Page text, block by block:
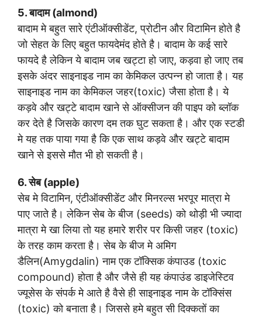
5. बादाम (almond)
बादाम मे बहुत सारे एंटीऑक्सीडेंट, प्रोटीन और विटामिन होते है
जो सेहत के लिए बहुत फायदेमंद होते है। बादाम के कई सारे
फायदे है लेकिन ये बादाम जब खट्टा हो जाए, कड़वा हो जाए तब
इसके अंदर साइनाइड नाम का केमिकल उत्पन्न हो जाता है। यह
साइनाइड नाम का केमिकल जहर(toxic) जैसा होता है। ये
कड़वे और खट्टे बादाम खाने से ऑक्सीजन की पाइप को ब्लॉक
कर देते है जिसके कारण दम तक घुट सकता है। और एक स्टडी
मे यह तक पाया गया है कि एक साथ कड़वे और खट्टे बादाम
खाने से इससे मौत भी हो सकती है।
6. सेब (apple)
सेब मे विटामिन, एंटीऑक्सीडेंट और मिनरल्स भरपूर मात्रा मे
पाए जाते है। लेकिन सेब के बीज (seeds) को थोड़ी भी ज्यादा
मात्रा मे खा लिया तो यह हमारे शरीर पर किसी जहर (toxic)
के तरह काम करता है। सेब के बीज मे अमिग
डैलिन(Amygdalin) नाम एक टॉक्सिक कंपाउड (toxic
compound) होता है और जैसे ही यह कंपाउंड डाइजेस्टिव
ज्यूसेस के संपर्क मे आते है वैसे ही साइनाइड नाम के टॉक्सिंस
(toxic) को बनाता है। जिससे हमे बहुत सी दिक्कतों का